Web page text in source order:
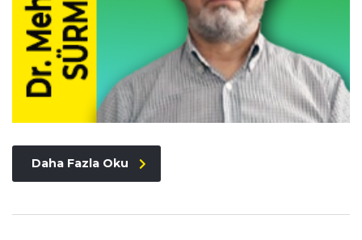
Daha Fazla Oku